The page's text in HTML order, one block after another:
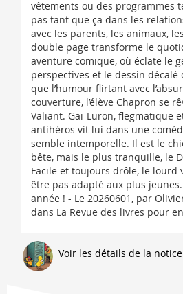
vêtements ou des programmes
pas tant que ça dans les
avec les parents, les animaux,
double page transforme le
aventure comique, où éclate le
perspectives et le dessin décalé
que l’humour flirtant avec
couverture, l’élève Chapron se
Valiant. Gai-Luron, flegmatique
antihéros vit lui dans une
semble intemporelle. Il est le
bête, mais le plus tranquille, le
Facile et toujours drôle, le lourd
être pas adapté aux plus
année ! - Le 20260601, par
dans La Revue des livres pour
Voir les détails de la notice